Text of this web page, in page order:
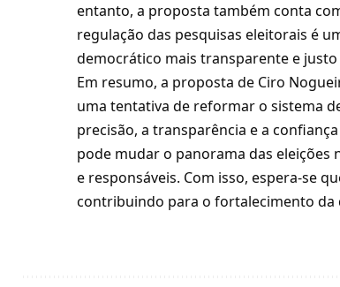
entanto, a proposta também conta
regulação das pesquisas eleitorais é
democrático mais transparente e
Em resumo, a proposta de Ciro
uma tentativa de reformar o sistema
precisão, a transparência e a
pode mudar o panorama das eleições
e responsáveis. Com isso, espera-se
contribuindo para o fortalecimento da